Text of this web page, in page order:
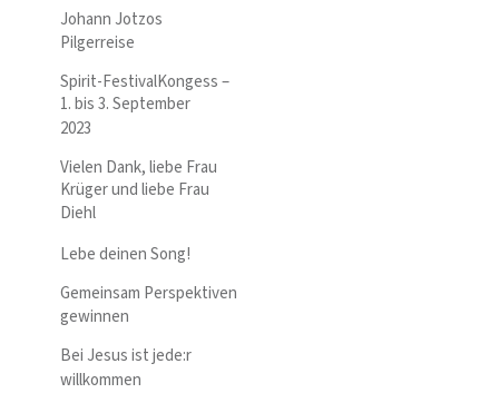
Johann Jotzos
Pilgerreise
Spirit-FestivalKongess –
1. bis 3. September
2023
Vielen Dank, liebe Frau
Krüger und liebe Frau
Diehl
Lebe deinen Song!
Gemeinsam Perspektiven
gewinnen
Bei Jesus ist jede:r
willkommen